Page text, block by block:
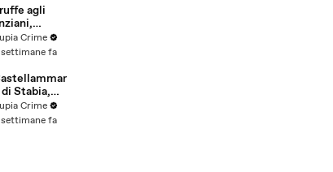
è un
agli
il
anche ad
oltre
euro
Crime
fa
di Stabia,
del
Crime
fa